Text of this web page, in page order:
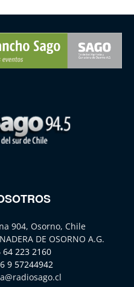
904, Osorno, Chile
DE OSORNO A.G.
64 223 2160
9 57244942